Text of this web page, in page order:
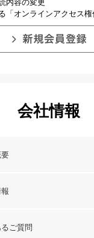
内容の変更
「オンラインアクセス
会社情報
ご質問